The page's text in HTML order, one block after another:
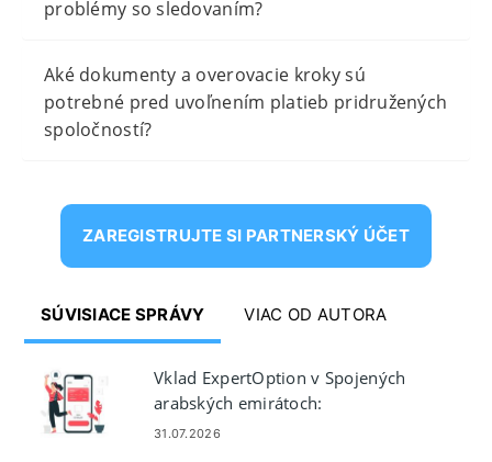
problémy so sledovaním?
Aké dokumenty a overovacie kroky sú
potrebné pred uvoľnením platieb pridružených
spoločností?
ZAREGISTRUJTE SI PARTNERSKÝ ÚČET
SÚVISIACE SPRÁVY VIAC OD AUTORA
Vklad ExpertOption v Spojených
arabských emirátoch:
Visa/Mastercard, elektronické
31.07.2026